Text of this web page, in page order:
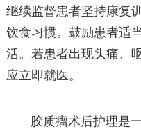
继续监督患者坚持康复
饮食习惯。鼓励患者适
活。若患者出现头痛、
应立即就医。
胶质瘤术后护理是